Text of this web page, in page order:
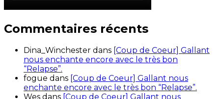
Commentaires récents
Dina_Winchester dans [Coup de Coeur] Gallant
nous enchante encore avec le très bon
“Relapse”.
fogue dans [Coup de Coeur] Gallant nous
enchante encore avec le très bon “Relapse”.
Wes dans [Coup de Coeur] Gallant nous